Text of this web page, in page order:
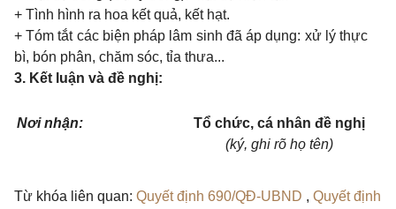
+ Tình hình ra hoa kết quả, kết hạt.
+ Tóm tắt các biện pháp lâm sinh đãáp dụng: xử lý thực
bì, bón phân, chăm sóc, tỉa thưa...
3. Kết luận và đề nghị:
Nơi nhận:
Tổ chức, cá nhân đề nghị
(ký, ghi rõ họ tên)
Từ khóa liên quan: Quyết định 690/QĐ-UBND , Quyết định